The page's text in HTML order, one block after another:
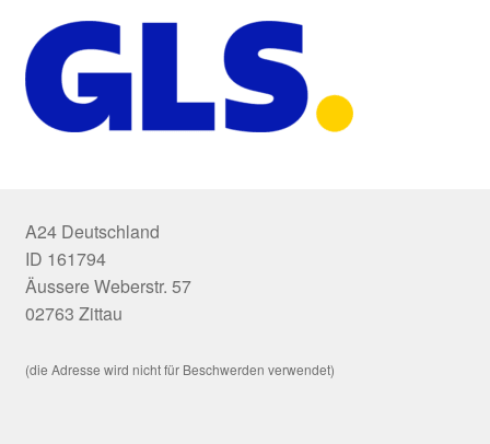
A24 Deutschland
ID 161794
Äussere Weberstr. 57
02763 Zittau
(die Adresse wird nicht für Beschwerden verwendet)